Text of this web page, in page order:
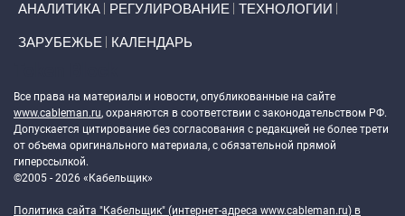
АНАЛИТИКА РЕГУЛИРОВАНИЕ ТЕХНОЛОГИИ
ЗАРУБЕЖЬЕ КАЛЕНДАРЬ
Все права на материалы и новости, опубликованные на сайте
www.cableman.ru, охраняются в соответствии с законодательством РФ.
Допускается цитирование без согласования с редакцией не более трети
от объема оригинального материала, с обязательной прямой
гиперссылкой.
©2005 - 2026 «Кабельщик»
Политика сайта "Кабельщик" (интернет-адреса www.cableman.ru) в